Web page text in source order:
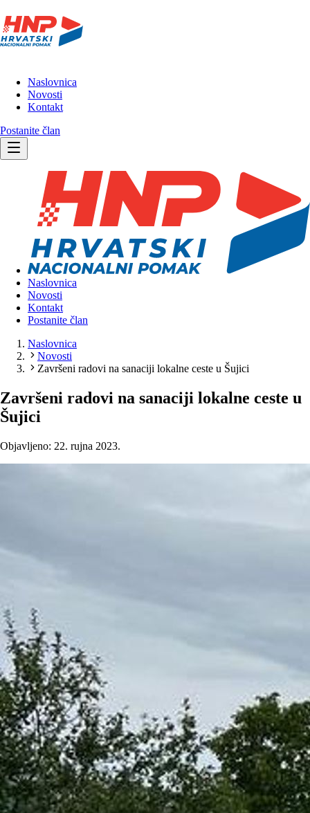
Naslovnica
Novosti
Kontakt
Postanite član
Naslovnica
Novosti
Kontakt
Postanite član
Naslovnica
Novosti
Završeni radovi na sanaciji lokalne ceste u Šujici
Završeni radovi na sanaciji lokalne ceste u
Šujici
Objavljeno: 22. rujna 2023.